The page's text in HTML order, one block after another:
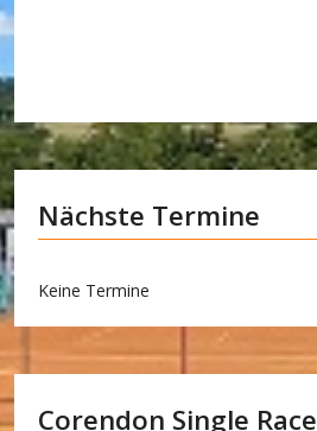
Nächste Termine
Keine Termine
Corendon Single Race